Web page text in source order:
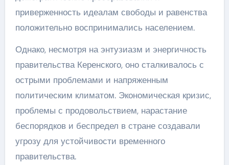
приверженность идеалам свободы и равенства
положительно воспринимались населением.
Однако, несмотря на энтузиазм и энергичность
правительства Керенского, оно сталкивалось с
острыми проблемами и напряженным
политическим климатом. Экономическая кризис,
проблемы с продовольствием, нарастание
беспорядков и беспредел в стране создавали
угрозу для устойчивости временного
правительства.